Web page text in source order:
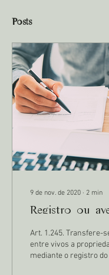
Posts
9 de nov. de 2020 ∙ 2 min
Registro ou
Art. 1.245. Transfere-
entre vivos a
mediante o registro do